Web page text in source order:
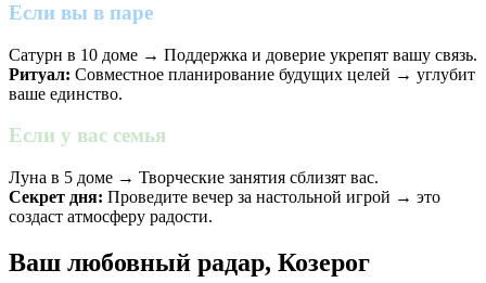
Если вы в паре
Сатурн в 10 доме → Поддержка и доверие укрепят вашу связь.
Ритуал: Совместное планирование будущих целей → углубит
ваше единство.
Если у вас семья
Луна в 5 доме → Творческие занятия сблизят вас.
Секрет дня: Проведите вечер за настольной игрой → это
создаст атмосферу радости.
Ваш любовный радар, Козерог